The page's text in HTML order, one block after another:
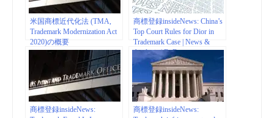
米国商標近代化法 (TMA,
Trademark Modernization Act
2020)の概要
商標登録insideNews: China’s
Top Court Rules for Dior in
Trademark Case | News &
Analysis | BoF
商標登録insideNews:
商標登録insideNews: